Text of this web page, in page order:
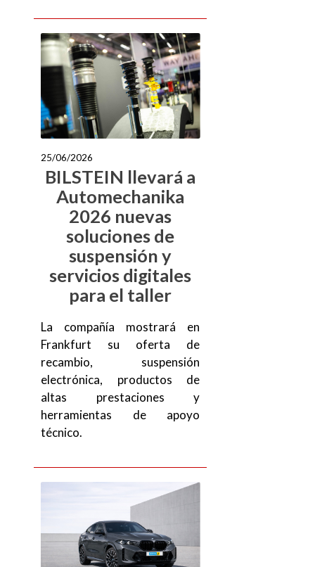
25/06/2026
BILSTEIN llevará a
Automechanika
2026 nuevas
soluciones de
suspensión y
servicios digitales
para el taller
La compañía mostrará en
Frankfurt su oferta de
recambio, suspensión
electrónica, productos de
altas prestaciones y
herramientas de apoyo
técnico.